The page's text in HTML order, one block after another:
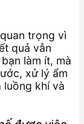
trọng vì
quả vẫn
làm ít, mà
xử lý ẩm
luồng khí và